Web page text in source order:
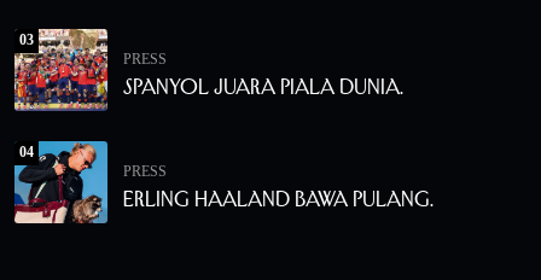
03
PRESS
Spanyol Juara Piala Dunia.
04
PRESS
Erling Haaland Bawa Pulang.